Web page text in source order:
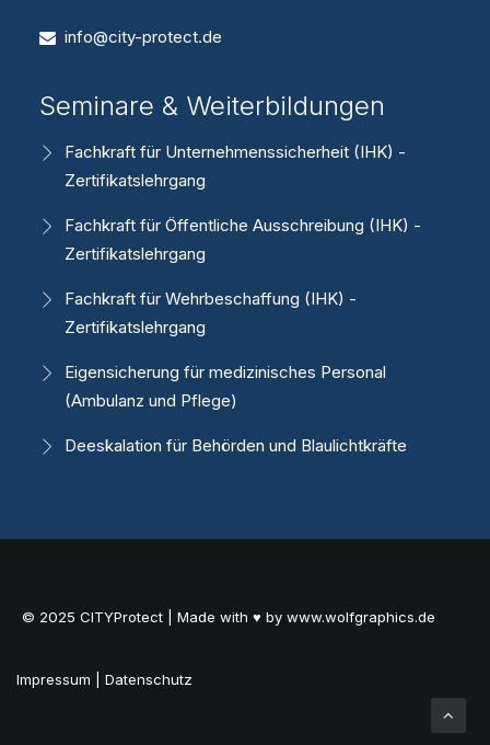
info@city-protect.de
Seminare & Weiterbildungen
Fachkraft für Unternehmenssicherheit (IHK) -
Zertifikatslehrgang
Fachkraft für Öffentliche Ausschreibung (IHK) -
Zertifikatslehrgang
Fachkraft für Wehrbeschaffung (IHK) -
Zertifikatslehrgang
Eigensicherung für medizinisches Personal
(Ambulanz und Pflege)
Deeskalation für Behörden und Blaulichtkräfte
© 2025 CITYProtect | Made with ♥ by www.wolfgraphics.de
Impressum Datenschutz